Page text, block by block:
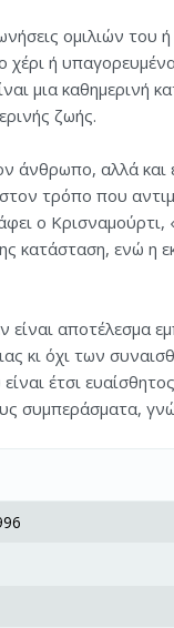
ομιλιών του
ή
μια καθημερινή
ζωής.
άνθρωπο, αλλά
τρόπο που
ο Κρισναμούρτι,
κατάσταση, ενώ η
είναι αποτέλεσμα
κι όχι των
έτσι
συμπεράσματα,